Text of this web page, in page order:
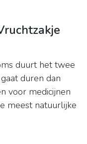
duurt het twee
duren dan
voor medicijnen
meest natuurlijke